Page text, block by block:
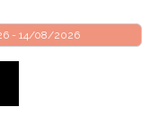
- 14/08/2026